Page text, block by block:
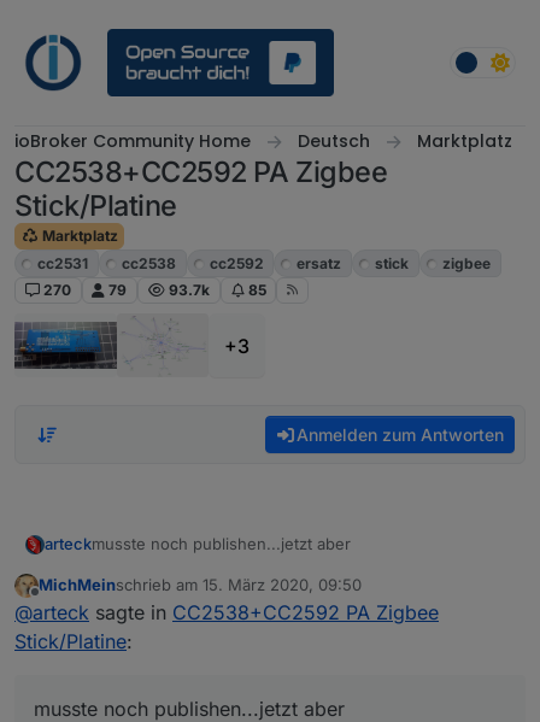
ioBroker Community Home Deutsch Marktplatz
CC2538+CC2592 PA Zigbee
Stick/Platine
Marktplatz
cc2531
cc2538 cc2592 ersatz stick
zigbee
270
79 93.7k 85
+3
Anmelden zum Antworten
arteckmusste noch publishen...jetzt aber
Offline
MichMeinschrieb am 15. März 2020, 09:50
zuletzt editiert von
@arteck sagte in CC2538+CC2592 PA Zigbee
Stick/Platine:
musste noch publishen...jetzt aber